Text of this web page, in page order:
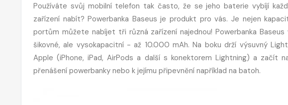
Používáte svůj mobilní telefon tak často, že se jeho baterie vybíjí
zařízení nabít? Powerbanka Baseus je produkt pro vás. Je nejen
portům můžete nabíjet tři různá zařízení najednou! Powerbanka
šikovné, ale vysokapacitní - až 10.000 mAh. Na boku drží výsuvný
Apple (iPhone, iPad, AirPods a další s konektorem Lightning) a začít
přenášení powerbanky nebo k jejímu připevnění například na batoh.